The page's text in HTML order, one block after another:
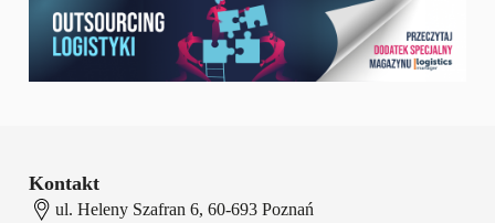
Kontakt
ul. Heleny Szafran 6, 60-693 Poznań